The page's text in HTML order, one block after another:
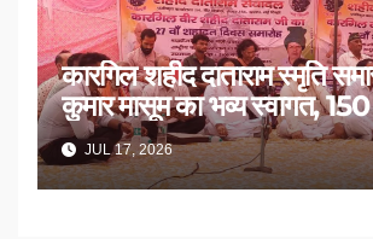
कारगिल शहीद दाताराम स्मृति
कुमार मासूम का भव्य स्वागत,
का सम्मान
JUL 17, 2026